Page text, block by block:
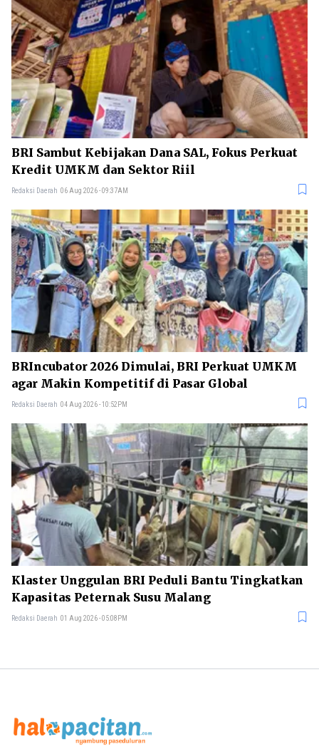
BRI Sambut Kebijakan Dana SAL, Fokus Perkuat
Kredit UMKM dan Sektor Riil
Redaksi Daerah 06 Aug 2026 - 09:37AM
BRIncubator 2026 Dimulai, BRI Perkuat UMKM
agar Makin Kompetitif di Pasar Global
Redaksi Daerah 04 Aug 2026 - 10:52PM
Klaster Unggulan BRI Peduli Bantu Tingkatkan
Kapasitas Peternak Susu Malang
Redaksi Daerah 01 Aug 2026 - 05:08PM